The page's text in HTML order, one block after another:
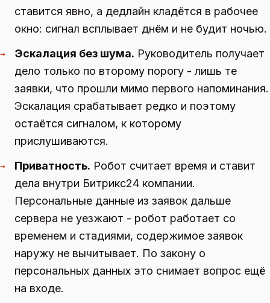
ставится явно, а дедлайн кладётся в рабочее
окно: сигнал всплывает днём и не будит ночью.
→ Эскалация без шума. Руководитель получает
дело только по второму порогу - лишь те
заявки, что прошли мимо первого напоминания.
Эскалация срабатывает редко и поэтому
остаётся сигналом, к которому
прислушиваются.
→ Приватность. Робот считает время и ставит
дела внутри Битрикс24 компании.
Персональные данные из заявок дальше
сервера не уезжают - робот работает со
временем и стадиями, содержимое заявок
наружу не вычитывает. По закону о
персональных данных это снимает вопрос ещё
на входе.